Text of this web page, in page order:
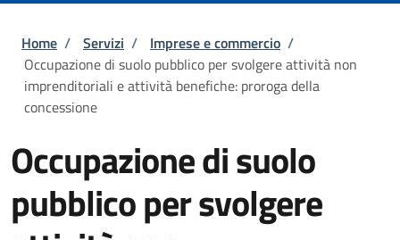
Briciole di pane
Home / Servizi / Imprese e commercio /
Occupazione di suolo pubblico per svolgere attività non
imprenditoriali e attività benefiche: proroga della
concessione
Occupazione di suolo
pubblico per svolgere